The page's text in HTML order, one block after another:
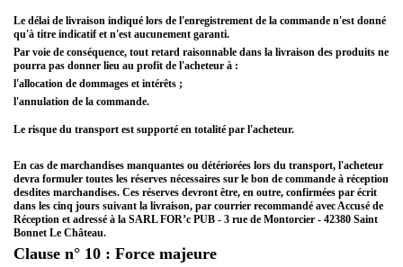
Le délai de livraison indiqué lors de l'enregistrement de la commande n'est donné
qu'à titre indicatif et n'est aucunement garanti.
Par voie de conséquence, tout retard raisonnable dans la livraison des produits ne
pourra pas donner lieu au profit de l'acheteur à :
l'allocation de dommages et intérêts ;
l'annulation de la commande.
Le risque du transport est supporté en totalité par l'acheteur.
En cas de marchandises manquantes ou détériorées lors du transport, l'acheteur
devra formuler toutes les réserves nécessaires sur le bon de commande à réception
desdites marchandises. Ces réserves devront être, en outre, confirmées par écrit
dans les cinq jours suivant la livraison, par courrier recommandé avec Accusé de
Réception et adressé à la SARL FOR’c PUB - 3 rue de Montorcier - 42380 Saint
Bonnet Le Château.
Clause n° 10 : Force majeure